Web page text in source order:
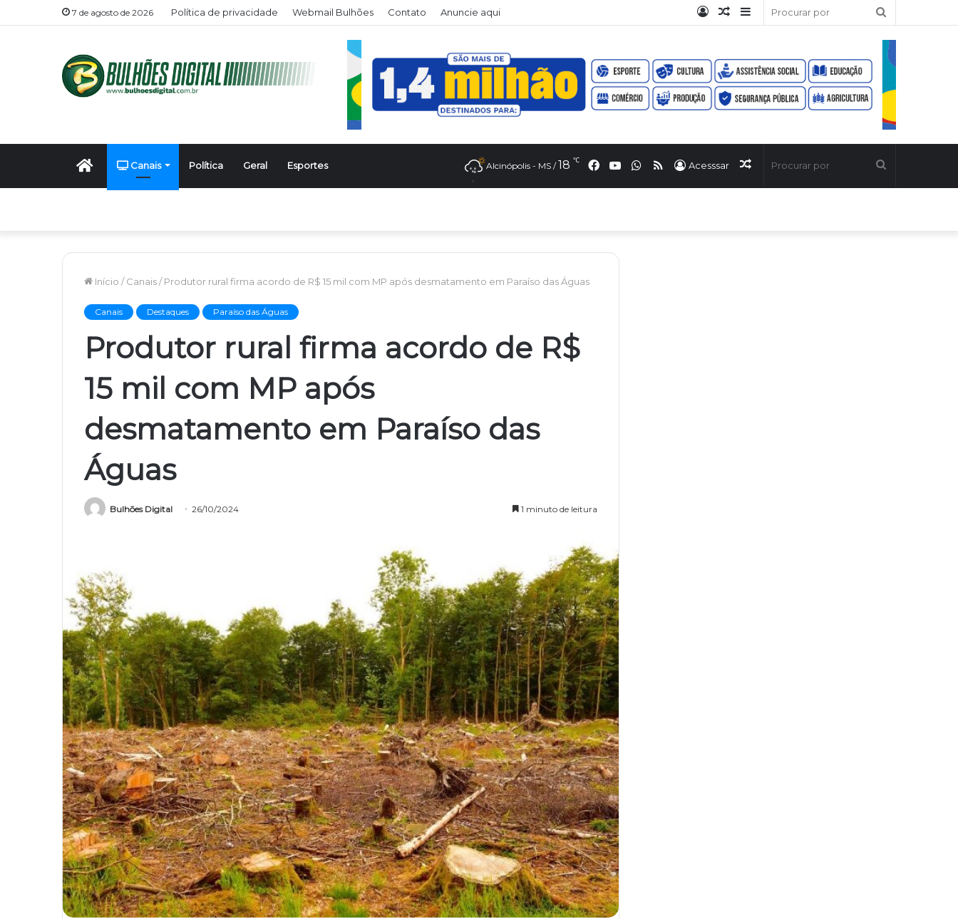
7 de agosto de 2026 Política de privacidade Webmail Bulhões Contato Anuncie aqui
por
Barra
Artigo
Entrar
Início Canais Política Geral Esportes Artigo
Acesssar
RSS
WhatsApp
YouTube
Facebook
Alcinópolis - MS / 18 ℃
Início / Canais/ Produtor rural firma acordo de R$ 15 mil com MP após desmatamento em Paraíso das Águas
Canais Destaques Paraíso das Águas
Produtor rural firma acordo de R$
15 mil com MP após
desmatamento em Paraíso das
Águas
Bulhões Digital 26/10/2024 1 minuto de leitura